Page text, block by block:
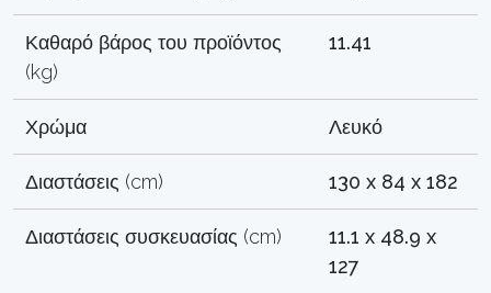
Καθαρό βάρος του προϊόντος
(kg)
11.41
Χρώμα Λευκό
Διαστάσεις (cm) 130 x 84 x 182
Διαστάσεις συσκευασίας (cm)
11.1 x 48.9 x
127